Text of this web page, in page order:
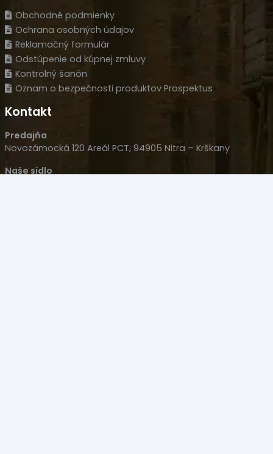
Obchodné podmienky
Ochrana osobných údajov
Reklamačný formulár
Odstúpenie od kúpnej zmluvy
Kontrolný šanón
Oznam o bezpečnosti produktov Prospektus
Kontakt
Predajňa
Novozámocká 120 Areál PCT, 94905 Nitra – Krškany
Naše sídlo